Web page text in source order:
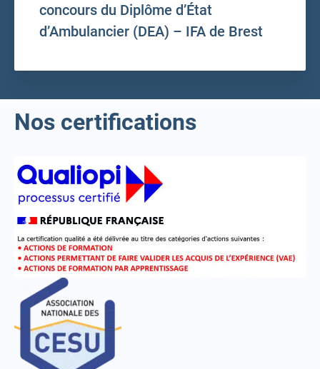
concours du Diplôme d’État
d’Ambulancier (DEA) – IFA de Brest
Nos certifications